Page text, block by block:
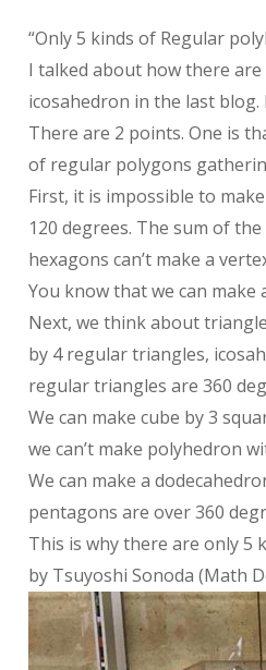
“Only 5 kinds of Regular
I talked about how there
icosahedron in the last
There are 2 points. One is
of regular polygons
First, it is impossible to
120 degrees. The sum of
hexagons can’t make a
You know that we can make
Next, we think about
by 4 regular triangles,
regular triangles are 360
We can make cube by 3
we can’t make polyhedron
We can make a
pentagons are over 360
This is why there are only 5
by Tsuyoshi Sonoda (Math